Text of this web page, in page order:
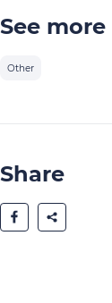
See
Other
Share